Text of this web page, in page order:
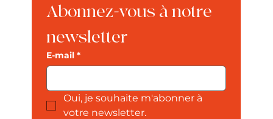
Abonnez-vous à notre
newsletter
E-mail *
Oui, je souhaite m'abonner à
votre newsletter.